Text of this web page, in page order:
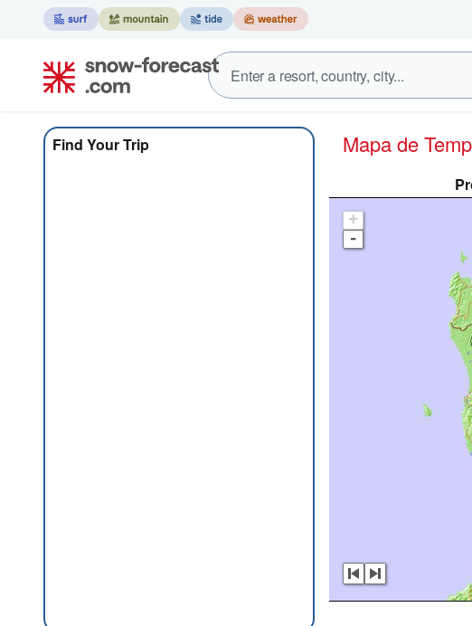
Find Your Trip Mapa de
+
-